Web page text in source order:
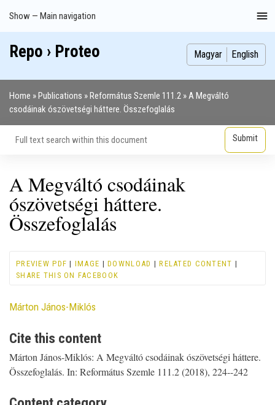
Main
navigation
Show — Main navigation
Index
Publications
Theses
Images
Contributors
Repo › Proteo Magyar English
Breadcrumb
Home Publications Református Szemle 111.2
A Megváltó
csodáinak ószövetségi háttere. Összefoglalás
A Megváltó csodáinak
ószövetségi háttere.
Összefoglalás
PREVIEW PDF | IMAGE |DOWNLOAD |RELATED CONTENT |
SHARE THIS ON FACEBOOK
Contributor
Márton János-Miklós
Cite this content
Márton János-Miklós: A Megváltó csodáinak ószövetségi háttere.
Összefoglalás. In: Református Szemle 111.2 (2018), 224--242